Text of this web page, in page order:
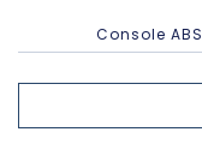
Console